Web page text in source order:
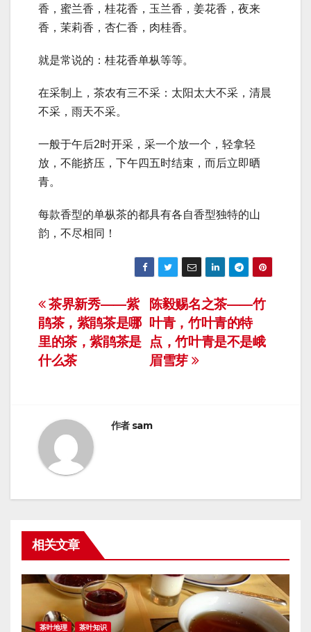
香，蜜兰香，桂花香，玉兰香，姜花香，夜来
香，茉莉香，杏仁香，肉桂香。
就是常说的：桂花香单枞等等。
在采制上，茶农有三不采：太阳太大不采，清晨
不采，雨天不采。
一般于午后2时开采，采一个放一个，轻拿轻
放，不能挤压，下午四五时结束，而后立即晒
青。
每款香型的单枞茶的都具有各自香型独特的山
韵，不尽相同！
文
章
导
陈毅赐名之茶——竹
叶青，竹叶青的特
点，竹叶青是不是峨
眉雪芽
茶界新秀——紫
鹃茶，紫鹃茶是哪
里的茶，紫鹃茶是
什么茶
作者 sam
相关文章
茶叶地理 茶叶知识